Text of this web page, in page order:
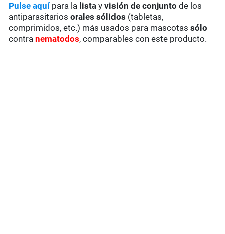
Pulse aquípara la lista yvisión de conjunto de los
antiparasitariosorales sólidos (tabletas,
comprimidos, etc.) más usados para mascotassólo
contranematodos, comparables con este producto.